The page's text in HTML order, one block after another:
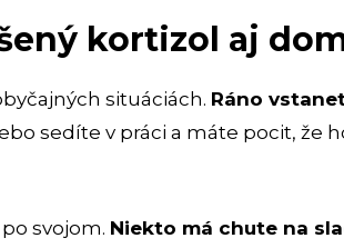
kortizol aj
situáciách. Ráno
sedíte v práci a máte pocit, že
svojom. Niekto má chute na